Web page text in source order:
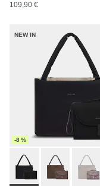
109,90 €
NEW IN
-8 %